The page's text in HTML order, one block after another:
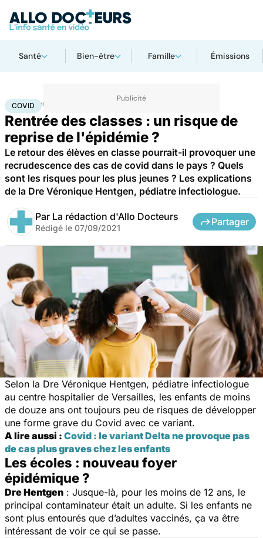
Santé Bien-être Famille Émissions
Accueil Santé Maladies infectieuses
COVID
Rentrée des classes : un risque de
reprise de l'épidémie ?
Le retour des élèves en classe pourrait-il provoquer une
recrudescence des cas de covid dans le pays ? Quels
sont les risques pour les plus jeunes ? Les explications
de la Dre Véronique Hentgen, pédiatre infectiologue.
Par La rédaction d'Allo Docteurs
Rédigé le 07/09/2021
Partager
Selon la Dre Véronique Hentgen, pédiatre infectiologue
au centre hospitalier de Versailles, les enfants de moins
de douze ans ont toujours peu de risques de développer
une forme grave du Covid avec ce variant.
A lire aussi : Covid : le variant Delta ne provoque pas
de cas plus graves chez les enfants
Les écoles : nouveau foyer
épidémique ?
Dre Hentgen : Jusque-là, pour les moins de 12 ans, le
principal contaminateur était un adulte. Si les enfants ne
sont plus entourés que d’adultes vaccinés, ça va être
intéressant de voir ce qui se passe.